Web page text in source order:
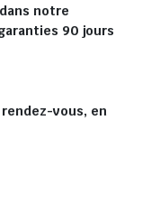
notre
90 jours
vous, en